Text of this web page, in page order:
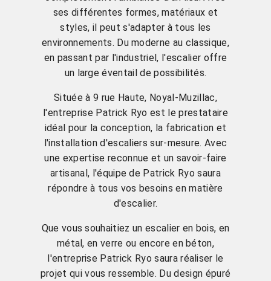
ses différentes formes, matériaux et
styles, il peut s'adapter à tous les
environnements. Du moderne au classique,
en passant par l'industriel, l'escalier offre
un large éventail de possibilités.
Située à 9 rue Haute, Noyal-Muzillac,
l'entreprise Patrick Ryo est le prestataire
idéal pour la conception, la fabrication et
l'installation d'escaliers sur-mesure. Avec
une expertise reconnue et un savoir-faire
artisanal, l'équipe de Patrick Ryo saura
répondre à tous vos besoins en matière
d'escalier.
Que vous souhaitiez un escalier en bois, en
métal, en verre ou encore en béton,
l'entreprise Patrick Ryo saura réaliser le
projet qui vous ressemble. Du design épuré